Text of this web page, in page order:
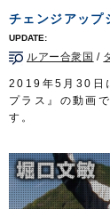
第3土曜日は放送
https://
オーナーばり
http://
ルアー合衆国 /
2019年5月30日
プラス』の動画
す。
がら船の上での
にできる「チェ
たタイラバゲー
■紹介アイテム